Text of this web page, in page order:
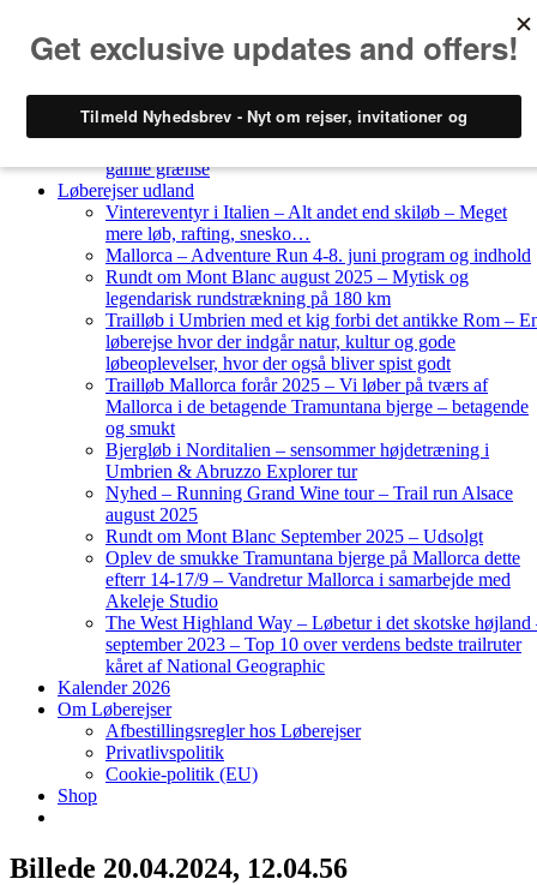
Løberejser Danmark
gamle grænse
Løberejser udland
Vintereventyr i Italien – Alt andet end skiløb – Meget
mere løb, rafting, snesko…
Mallorca – Adventure Run 4-8. juni program og indhold
Rundt om Mont Blanc august 2025 – Mytisk og
legendarisk rundstrækning på 180 km
Trailløb i Umbrien med et kig forbi det antikke Rom –
løberejse hvor der indgår natur, kultur og gode
løbeoplevelser, hvor der også bliver spist godt
Trailløb Mallorca forår 2025 – Vi løber på tværs af
Mallorca i de betagende Tramuntana bjerge – betagende
og smukt
Bjergløb i Norditalien – sensommer højdetræning i
Umbrien & Abruzzo Explorer tur
Nyhed – Running Grand Wine tour – Trail run Alsace
august 2025
Rundt om Mont Blanc September 2025 – Udsolgt
Oplev de smukke Tramuntana bjerge på Mallorca dette
efterr 14-17/9 – Vandretur Mallorca i samarbejde med
Akeleje Studio
The West Highland Way – Løbetur i det skotske højland
september 2023 – Top 10 over verdens bedste trailruter
kåret af National Geographic
Kalender 2026
Om Løberejser
Afbestillingsregler hos Løberejser
Privatlivspolitik
Cookie-politik (EU)
Shop
Billede 20.04.2024, 12.04.56